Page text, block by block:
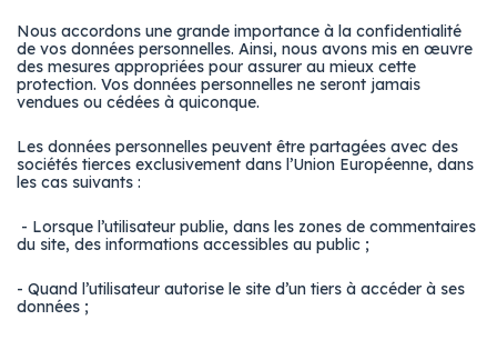
Nous accordons une grande importance à la confidentialité
de vos données personnelles. Ainsi, nous avons mis en œuvre
des mesures appropriées pour assurer au mieux cette
protection. Vos données personnelles ne seront jamais
vendues ou cédées à quiconque.
Les données personnelles peuvent être partagées avec des
sociétés tierces exclusivement dans l’Union Européenne, dans
les cas suivants :
- Lorsque l’utilisateur publie, dans les zones de commentaires
du site, des informations accessibles au public ;
- Quand l’utilisateur autorise le site d’un tiers à accéder à ses
données ;